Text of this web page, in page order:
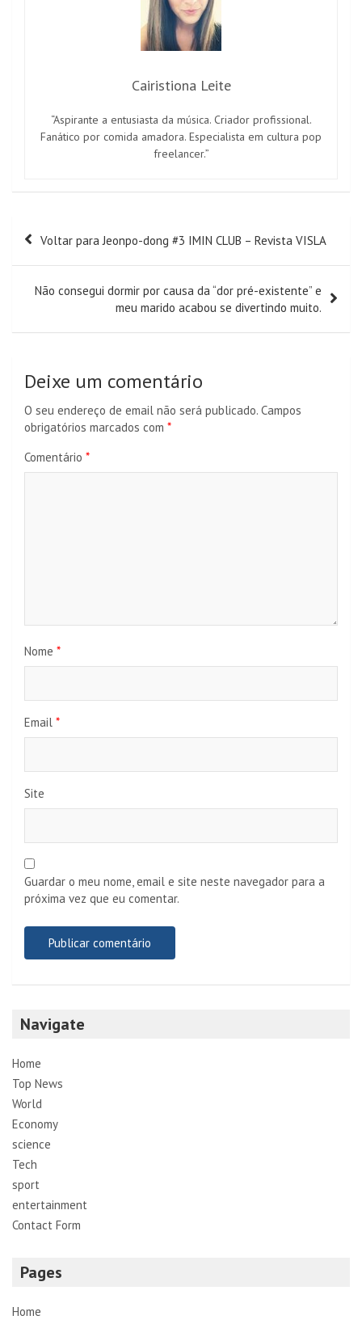
Cairistiona Leite
“Aspirante a entusiasta da música. Criador profissional.
Fanático por comida amadora. Especialista em cultura pop
freelancer.”
Navegação
artigos
Voltar para Jeonpo-dong #3 IMIN CLUB – Revista VISLA
Não consegui dormir por causa da “dor pré-existente” e
meu marido acabou se divertindo muito.
Deixe um comentário
O seu endereço de email não será publicado. Campos
obrigatórios marcados com *
Comentário *
Nome *
Email *
Site
Guardar o meu nome, email e site neste navegador para a
próxima vez que eu comentar.
Navigate
Home
Top News
World
Economy
science
Tech
sport
entertainment
Contact Form
Pages
Home